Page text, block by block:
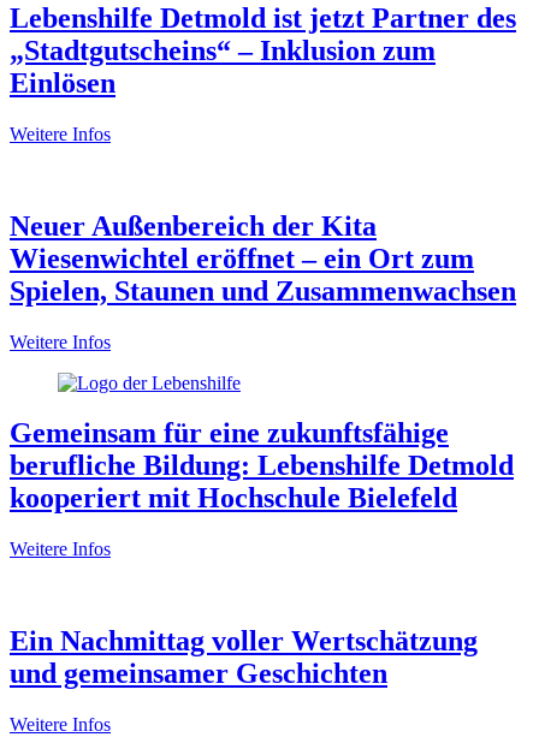
Lebenshilfe Detmold ist jetzt Partner des
„Stadtgutscheins“ – Inklusion zum
Einlösen
Weitere Infos
Neuer Außenbereich der Kita
Wiesenwichtel eröffnet – ein Ort zum
Spielen, Staunen und Zusammenwachsen
Weitere Infos
Gemeinsam für eine zukunftsfähige
berufliche Bildung: Lebenshilfe Detmold
kooperiert mit Hochschule Bielefeld
Weitere Infos
Ein Nachmittag voller Wertschätzung
und gemeinsamer Geschichten
Weitere Infos